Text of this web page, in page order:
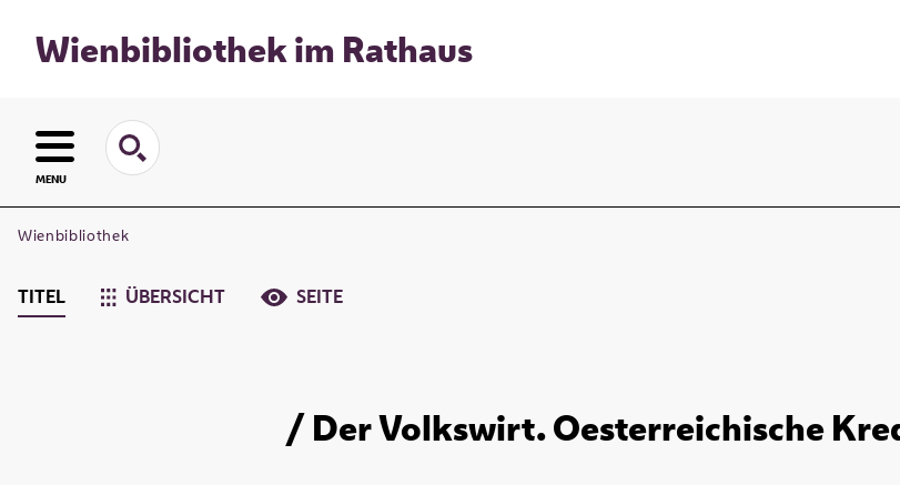
Wienbibliothek im Rathaus
MENU
Wienbibliothek
TITEL ÜBERSICHT SEITE
/ Der Volkswirt. Oesterreichische